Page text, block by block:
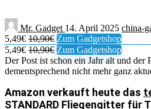
Mr. Gadget 14. April 2025 china-
5,49€ 10,90€ Zum Gadgetshop
5,49€ 10,90€ Zum Gadgetshop
Der Post ist schon ein Jahr alt und der
dementsprechend nicht mehr ganz
Amazon verkauft heute das
STANDARD Fliegengitter für